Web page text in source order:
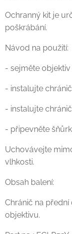
Ochranný kit je
poškrábání.
Návod na použití:
- sejměte
- instalujte
- instalujte
- připevněte
Uchovávejte
vlhkosti.
Obsah balení:
Chránič na
objektivu.